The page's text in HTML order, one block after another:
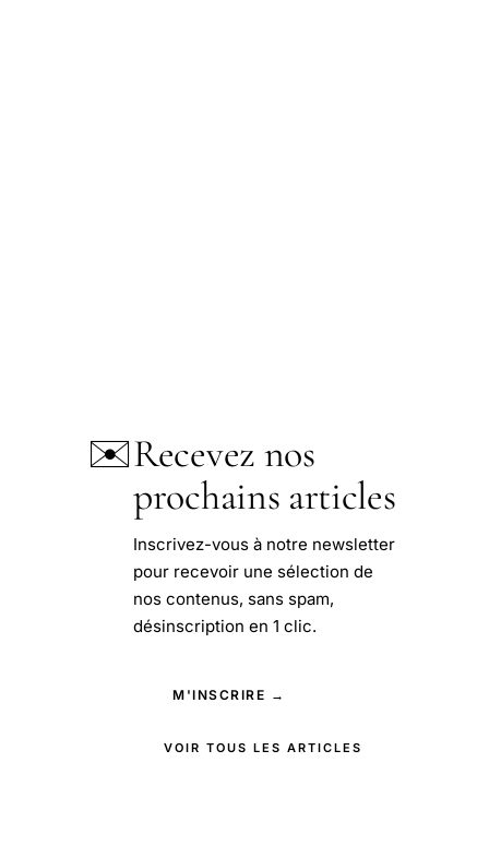
✉️Recevez nos
prochains articles
Inscrivez-vous à notre newsletter
pour recevoir une sélection de
nos contenus, sans spam,
désinscription en 1 clic.
M'INSCRIRE →
VOIR TOUS LES ARTICLES